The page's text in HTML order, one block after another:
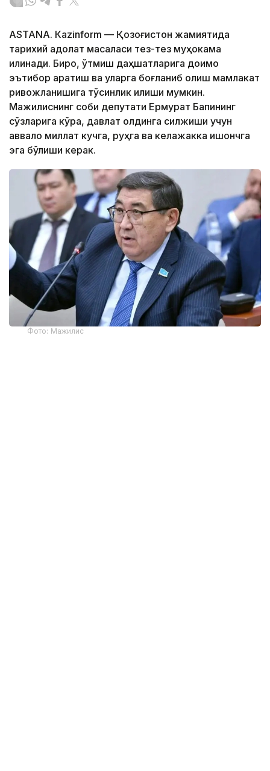
ASTANА. Кazinform — Қозоғистон жамиятида
тарихий адолат масаласи тез-тез муҳокама
қилинади. Бироқ, ўтмиш даҳшатларига доимо
эътибор қаратиш ва уларга боғланиб қолиш мамлакат
ривожланишига тўсқинлик қилиши мумкин.
Мажилиснинг собиқ депутати Ермурат Бапининг
сўзларига кўра, давлат олдинга силжиши учун
аввало миллат кучга, руҳга ва келажакка ишончга
эга бўлиши керак.
Фото: Мажилис